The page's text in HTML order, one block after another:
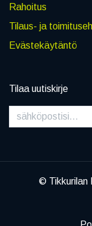
Rahoitus
Tilaus- ja
Evästekäytäntö
Tilaa uutiskirje
© Tikkurilan